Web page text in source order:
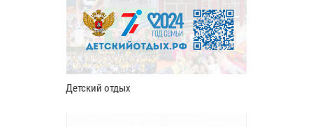
Детский отдых